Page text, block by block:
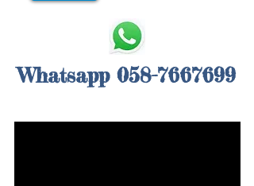
Whatsapp 058-7667699